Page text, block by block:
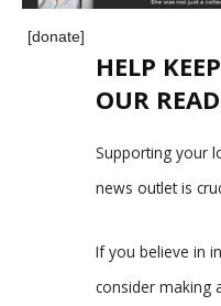
[donate]
HELP
OUR
Supporting your
news outlet is
If you believe in
consider making